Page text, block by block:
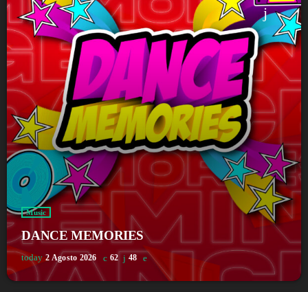
Music
DANCE MEMORIES
today 2 Agosto 2026 62 48